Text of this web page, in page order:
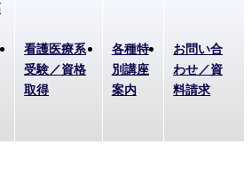
看護医療系
受験／資格
取得
各種特
別講座
案内
お問い合
わせ／資
料請求